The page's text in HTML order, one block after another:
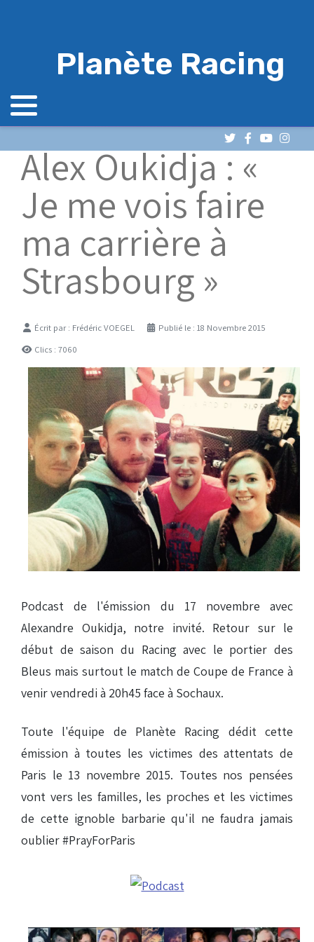
Planète Racing
Alex Oukidja : «
Je me vois faire
ma carrière à
Strasbourg »
DétailsÉcrit par : Frédéric VOEGEL
Publié le : 18 Novembre 2015
Clics : 7060
Podcast de l'émission du 17 novembre avec
Alexandre Oukidja, notre invité. Retour sur le
début de saison du Racing avec le portier des
Bleus mais surtout le match de Coupe de France à
venir vendredi à 20h45 face à Sochaux.
Toute l'équipe de Planète Racing dédit cette
émission à toutes les victimes des attentats de
Paris le 13 novembre 2015. Toutes nos pensées
vont vers les familles, les proches et les victimes
de cette ignoble barbarie qu'il ne faudra jamais
oublier #PrayForParis